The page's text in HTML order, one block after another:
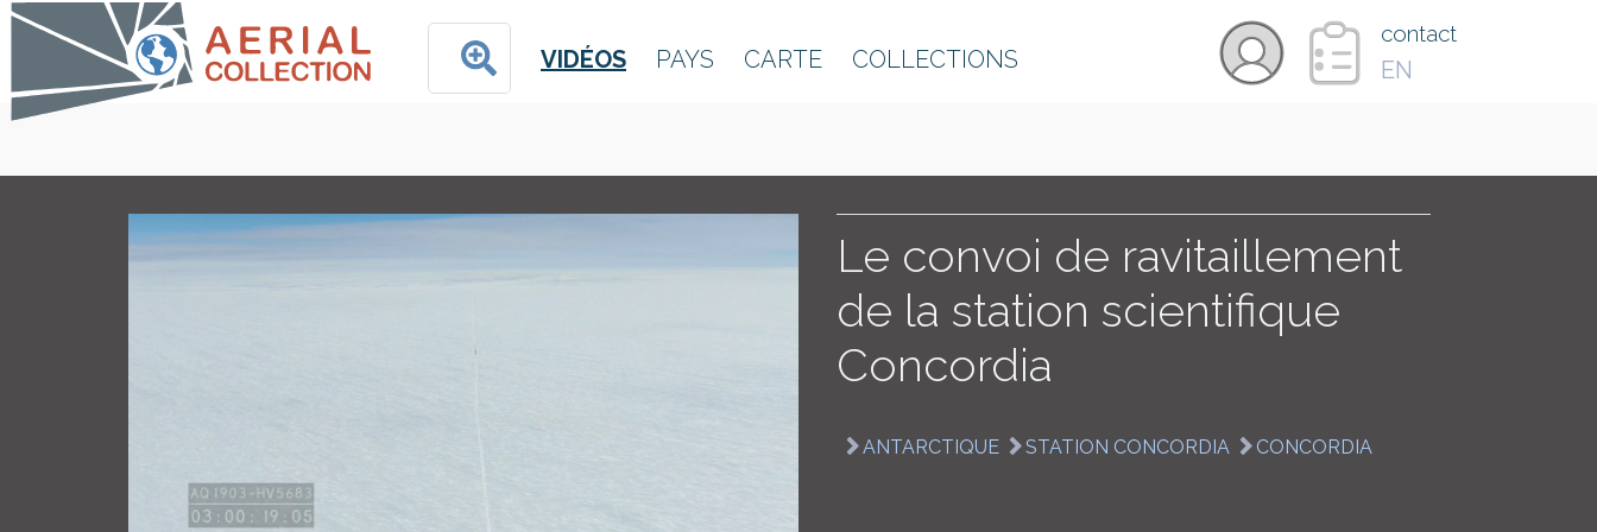
VIDÉOS PAYS CARTE COLLECTIONS
contact
EN
Le convoi de ravitaillement
de la station scientifique
Concordia
ANTARCTIQUE STATION CONCORDIA CONCORDIA